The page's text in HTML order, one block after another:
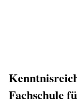
Fachschule